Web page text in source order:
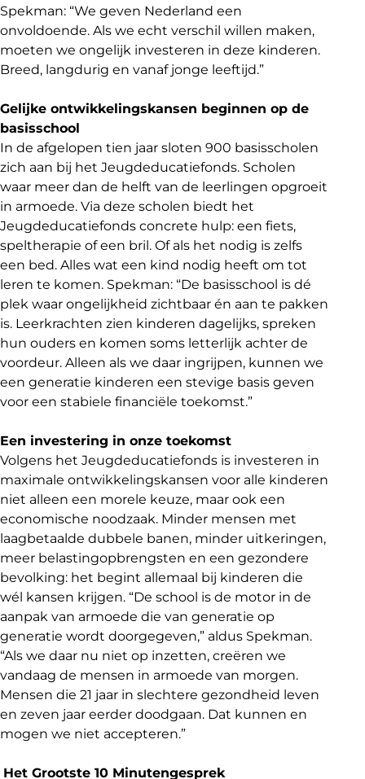
Spekman: “We geven Nederland een
onvoldoende. Als we echt verschil willen maken,
moeten we ongelijk investeren in deze kinderen.
Breed, langdurig en vanaf jonge leeftijd.”
Gelijke ontwikkelingskansen beginnen op de
basisschool
In de afgelopen tien jaar sloten 900 basisscholen
zich aan bij het Jeugdeducatiefonds. Scholen
waar meer dan de helft van de leerlingen opgroeit
in armoede. Via deze scholen biedt het
Jeugdeducatiefonds concrete hulp: een fiets,
speltherapie of een bril. Of als het nodig is zelfs
een bed. Alles wat een kind nodig heeft om tot
leren te komen. Spekman: “De basisschool is dé
plek waar ongelijkheid zichtbaar én aan te pakken
is. Leerkrachten zien kinderen dagelijks, spreken
hun ouders en komen soms letterlijk achter de
voordeur. Alleen als we daar ingrijpen, kunnen we
een generatie kinderen een stevige basis geven
voor een stabiele financiële toekomst.”
Een investering in onze toekomst
Volgens het Jeugdeducatiefonds is investeren in
maximale ontwikkelingskansen voor alle kinderen
niet alleen een morele keuze, maar ook een
economische noodzaak. Minder mensen met
laagbetaalde dubbele banen, minder uitkeringen,
meer belastingopbrengsten en een gezondere
bevolking: het begint allemaal bij kinderen die
wél kansen krijgen. “De school is de motor in de
aanpak van armoede die van generatie op
generatie wordt doorgegeven,” aldus Spekman.
“Als we daar nu niet op inzetten, creëren we
vandaag de mensen in armoede van morgen.
Mensen die 21 jaar in slechtere gezondheid leven
en zeven jaar eerder doodgaan. Dat kunnen en
mogen we niet accepteren.”
Het Grootste 10 Minutengesprek